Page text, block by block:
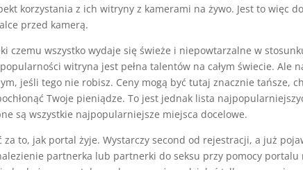
korzystania z ich witryny z kamerami na żywo. Jest to więc
przed kamerą.
czemu wszystko wydaje się świeże i niepowtarzalne w
witryna jest pełna talentów na całym świecie. Ale
jeśli tego nie robisz. Ceny mogą być tutaj znacznie tańsze,
Twoje pieniądze. To jest jednak lista
są wszystkie najpopularniejsze miejsca docelowe.
to, jak portal żyje. Wystarczy second od rejestracji, a już
partnerka lub partnerki do seksu przy pomocy portalu